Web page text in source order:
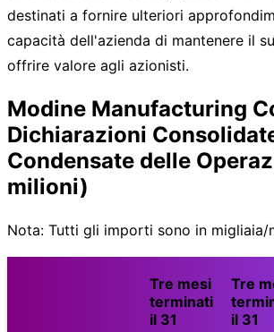
destinati a fornire ulteriori
capacità dell'azienda di mantenere il
offrire valore agli azionisti.
Modine Manufacturing
Dichiarazioni
Condensate delle
milioni)
Nota: Tutti gli importi sono in migliaia/
Tre mesi
terminati
il 31
Tre
il 31